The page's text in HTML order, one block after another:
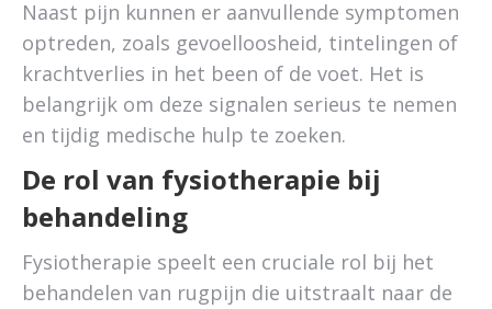
Naast pijn kunnen er aanvullende symptomen
optreden, zoals gevoelloosheid, tintelingen of
krachtverlies in het been of de voet. Het is
belangrijk om deze signalen serieus te nemen
en tijdig medische hulp te zoeken.
De rol van fysiotherapie bij
behandeling
Fysiotherapie speelt een cruciale rol bij het
behandelen van rugpijn die uitstraalt naar de